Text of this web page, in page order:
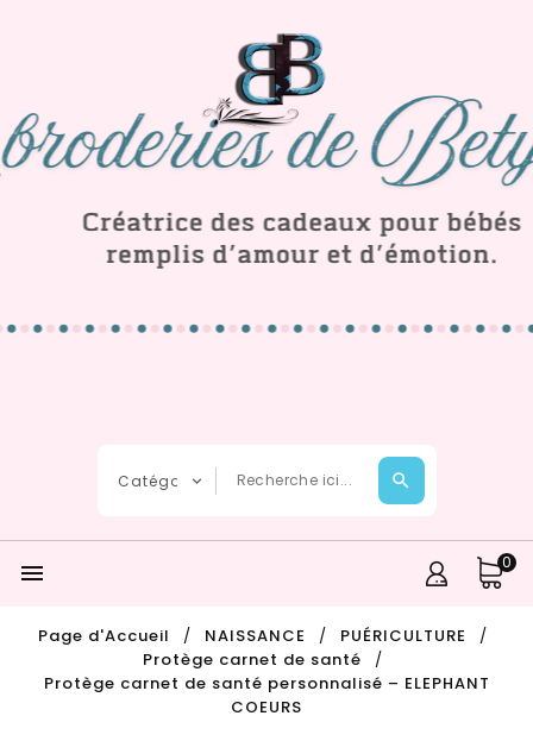
 0
Page d'Accueil NAISSANCE
PUÉRICULTURE
Protège carnet de santé
Protège carnet de santé personnalisé – ELEPHANT
COEURS